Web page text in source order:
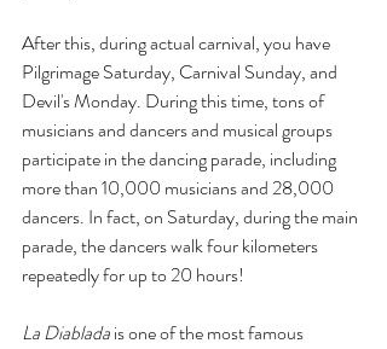
After this, during actual carnival, you have
Pilgrimage Saturday, Carnival Sunday, and
Devil's Monday. During this time, tons of
musicians and dancers and musical groups
participate in the dancing parade, including
more than 10,000 musicians and 28,000
dancers. In fact, on Saturday, during the main
parade, the dancers walk four kilometers
repeatedly for up to 20 hours!
La Diablada is one of the most famous